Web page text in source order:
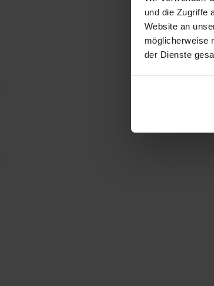
und die Zugriffe
Website an
möglicherweise
der Dienste